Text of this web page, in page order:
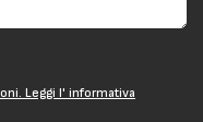
Leggi l' informativa